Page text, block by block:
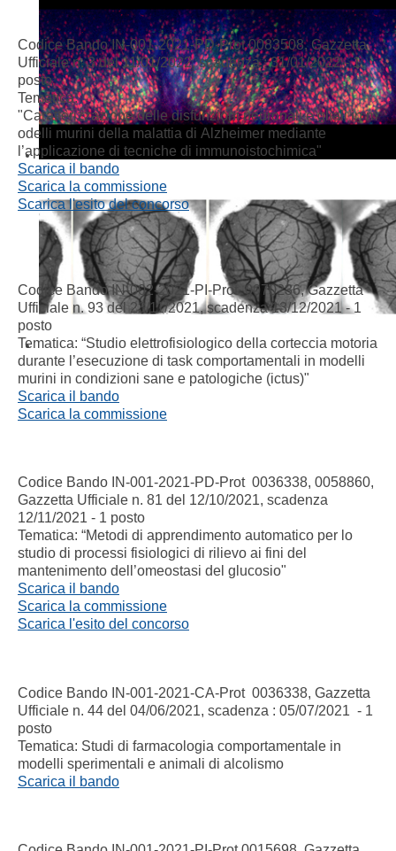
Codice BandoIN-001-2021-PD-Prot 0083508, Gazzetta
Ufficiale n. 3 del 11/01/2022, scadenza : 31/01/2022- 1
posto
Tematica:
"Caratterizzazione delle disfunzioni neuronali e gliali in m
odelli murini della malattia di Alzheimer mediante
l’applicazione di tecniche di immunoistochimica"
Scarica il bando
Scarica la commissione
Scarica l'esito del concorso
Codice Bando IN-002-2021-PI-Prot 0070236, Gazzetta
Ufficiale n. 93 del 23/11/2021, scadenza 13/12/2021 - 1
posto
Tematica: “Studio elettrofisiologico della corteccia motoria
durante l’esecuzione di task comportamentali in modelli
murini in condizioni sane e patologiche (ictus)"
Scarica il bando
Scarica la commissione
Codice Bando IN-001-2021-PD-Prot 0036338, 0058860,
Gazzetta Ufficiale n. 81 del 12/10/2021, scadenza
12/11/2021 - 1 posto
Tematica: “Metodi di apprendimento automatico per lo
studio di processi fisiologici di rilievo ai fini del
mantenimento dell’omeostasi del glucosio"
Scarica il bando
Scarica la commissione
Scarica l'esito del concorso
Codice Bando IN-001-2021-CA-Prot 0036338, Gazzetta
Ufficiale n. 44 del 04/06/2021, scadenza : 05/07/2021 - 1
posto
Tematica: Studi di farmacologia comportamentale in
modelli sperimentali e animali di alcolismo
Scarica il bando